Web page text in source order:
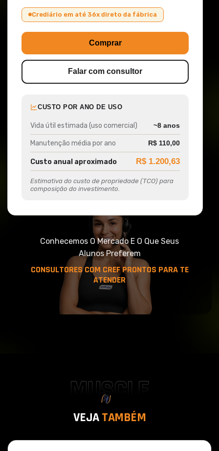
Crediário em até 36x direto da fábrica
Comprar
Falar com consultor
CUSTO POR ANO DE USO
Vida útil estimada (uso comercial) ~8 anos
Manutenção média por ano R$ 110,00
Custo anual aproximado R$ 1.200,63
Estimativa do custo de propriedade (TCO) para
composição do investimento.
Conhecemos O Mercado E O Que Seus
Alunos Preferem
CONSULTORES COM CREF PRONTOS PARA TE
ATENDER
MUSCLE
VEJATAMBÉM